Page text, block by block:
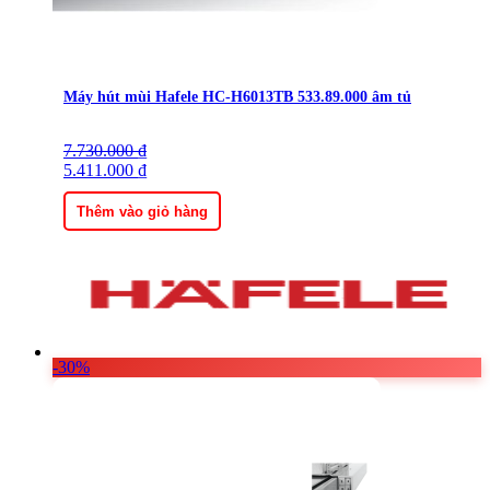
Máy hút mùi Hafele HC-H6013TB 533.89.000 âm tủ
7.730.000₫
Giá
gốc
là:
7.730.000 ₫.
5.411.000 ₫
Giá
hiện
tại
là:
5.411.000 ₫.
Thêm vào giỏ hàng
-30%